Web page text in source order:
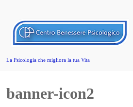
La Psicologia che migliora la tua Vita
banner-icon2